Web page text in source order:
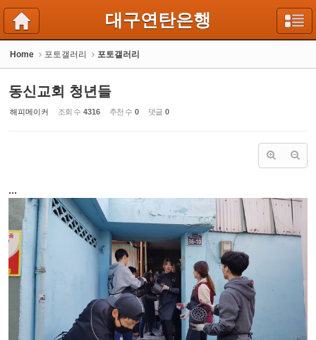
대구연탄은행
Home 포토갤러리 포토갤러리
동신교회 청년들
해피메이커 조회 수 4316 추천 수 0 댓글 0
...